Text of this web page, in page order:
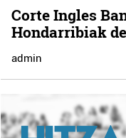
Corte Ingles
Hondarribiak
admin